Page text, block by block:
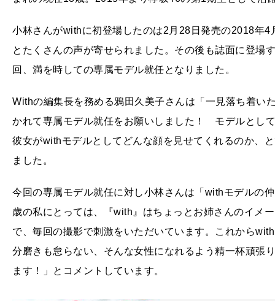
小林さんがwithに初登場したのは2月28日発売の2018年
とたくさんの声が寄せられました。その後も誌面に登場
回、満を時しての専属モデル就任となりました。
Withの編集長を務める鴉田久美子さんは「一見落ち着い
かれて専属モデル就任をお願いしました！ モデルとし
彼女がwithモデルとしてどんな顔を見せてくれるのか、
ました。
今回の専属モデル就任に対し小林さんは「withモデルの
歳の私にとっては、『with』はちょっとお姉さんのイメ
で、毎回の撮影で刺激をいただいています。これから
分磨きも怠らない、そんな女性になれるよう精一杯頑張
ます！」とコメントしています。